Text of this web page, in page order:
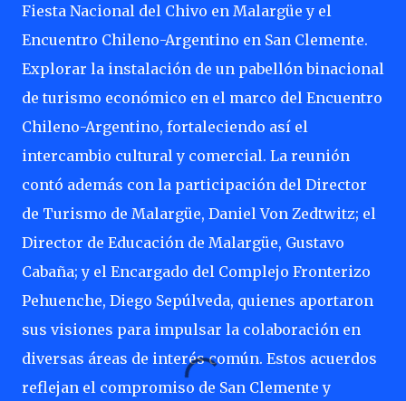
Fiesta Nacional del Chivo en Malargüe y el
Encuentro Chileno-Argentino en San Clemente.
Explorar la instalación de un pabellón binacional
de turismo económico en el marco del Encuentro
Chileno-Argentino, fortaleciendo así el
intercambio cultural y comercial. La reunión
contó además con la participación del Director
de Turismo de Malargüe, Daniel Von Zedtwitz; el
Director de Educación de Malargüe, Gustavo
Cabaña; y el Encargado del Complejo Fronterizo
Pehuenche, Diego Sepúlveda, quienes aportaron
sus visiones para impulsar la colaboración en
diversas áreas de interés común. Estos acuerdos
reflejan el compromiso de San Clemente y